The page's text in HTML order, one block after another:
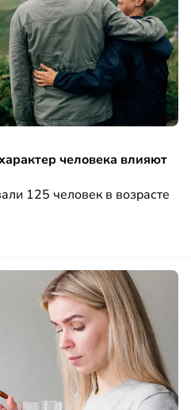
человека влияют
125 человек в возрасте